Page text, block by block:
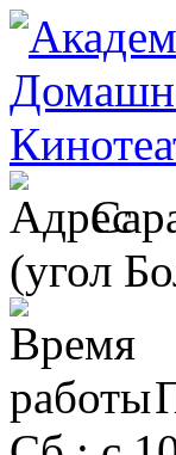
(угол